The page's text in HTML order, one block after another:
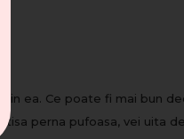
ea. Ce poate fi mai bun
perna pufoasa, vei uita